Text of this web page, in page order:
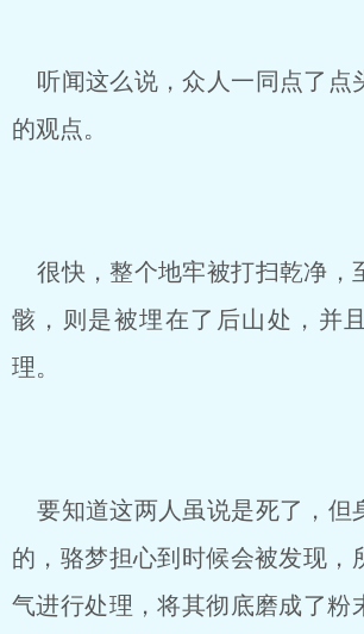
听闻这么说，众人一同点了点
的观点。
很快，整个地牢被打扫乾净，
骸，则是被埋在了后山处，并
理。
要知道这两人虽说是死了，但
的，骆梦担心到时候会被发现，
气进行处理，将其彻底磨成了粉